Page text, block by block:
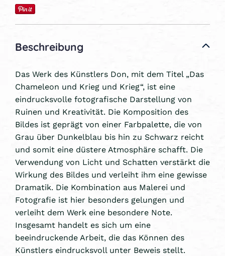
Beschreibung
Das Werk des Künstlers Don, mit dem Titel „Das
Chameleon und Krieg und Krieg“, ist eine
eindrucksvolle fotografische Darstellung von
Ruinen und Kreativität. Die Komposition des
Bildes ist geprägt von einer Farbpalette, die von
Grau über Dunkelblau bis hin zu Schwarz reicht
und somit eine düstere Atmosphäre schafft. Die
Verwendung von Licht und Schatten verstärkt die
Wirkung des Bildes und verleiht ihm eine gewisse
Dramatik. Die Kombination aus Malerei und
Fotografie ist hier besonders gelungen und
verleiht dem Werk eine besondere Note.
Insgesamt handelt es sich um eine
beeindruckende Arbeit, die das Können des
Künstlers eindrucksvoll unter Beweis stellt.